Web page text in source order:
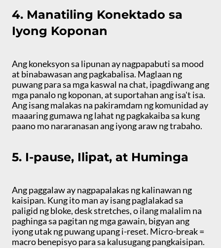
4. Manatiling Konektado sa
Iyong Koponan
Ang koneksyon sa lipunan ay nagpapabuti sa mood
at binabawasan ang pagkabalisa. Maglaan ng
puwang para sa mga kaswal na chat, ipagdiwang ang
mga panalo ng koponan, at suportahan ang isa't isa.
Ang isang malakas na pakiramdam ng komunidad ay
maaaring gumawa ng lahat ng pagkakaiba sa kung
paano mo nararanasan ang iyong araw ng trabaho.
5. I-pause, Ilipat, at Huminga
Ang paggalaw ay nagpapalakas ng kalinawan ng
kaisipan. Kung ito man ay isang paglalakad sa
paligid ng bloke, desk stretches, o ilang malalim na
paghinga sa pagitan ng mga gawain, bigyan ang
iyong utak ng puwang upang i-reset. Micro-break =
macro benepisyo para sa kalusugang pangkaisipan.